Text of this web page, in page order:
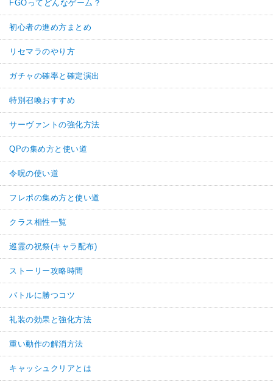
FGOってどんなゲーム？
初心者の進め方まとめ
リセマラのやり方
ガチャの確率と確定演出
特別召喚おすすめ
サーヴァントの強化方法
QPの集め方と使い道
令呪の使い道
フレポの集め方と使い道
クラス相性一覧
巡霊の祝祭(キャラ配布)
ストーリー攻略時間
バトルに勝つコツ
礼装の効果と強化方法
重い動作の解消方法
キャッシュクリアとは